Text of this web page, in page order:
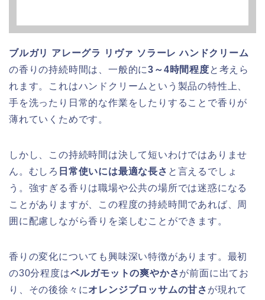
ブルガリ アレーグラ リヴァ ソラーレ ハンドクリーム
の香りの持続時間は、一般的に3～4時間程度と考えら
れます。これはハンドクリームという製品の特性上、
手を洗ったり日常的な作業をしたりすることで香りが
薄れていくためです。
しかし、この持続時間は決して短いわけではありませ
ん。むしろ 日常使いには最適な長さ と言えるでしょ
う。強すぎる香りは職場や公共の場所では迷惑になる
ことがありますが、この程度の持続時間であれば、周
囲に配慮しながら香りを楽しむことができます。
香りの変化についても興味深い特徴があります。最初
の30分程度はベルガモットの爽やかさが前面に出てお
り、その後徐々にオレンジブロッサムの甘さ が現れて